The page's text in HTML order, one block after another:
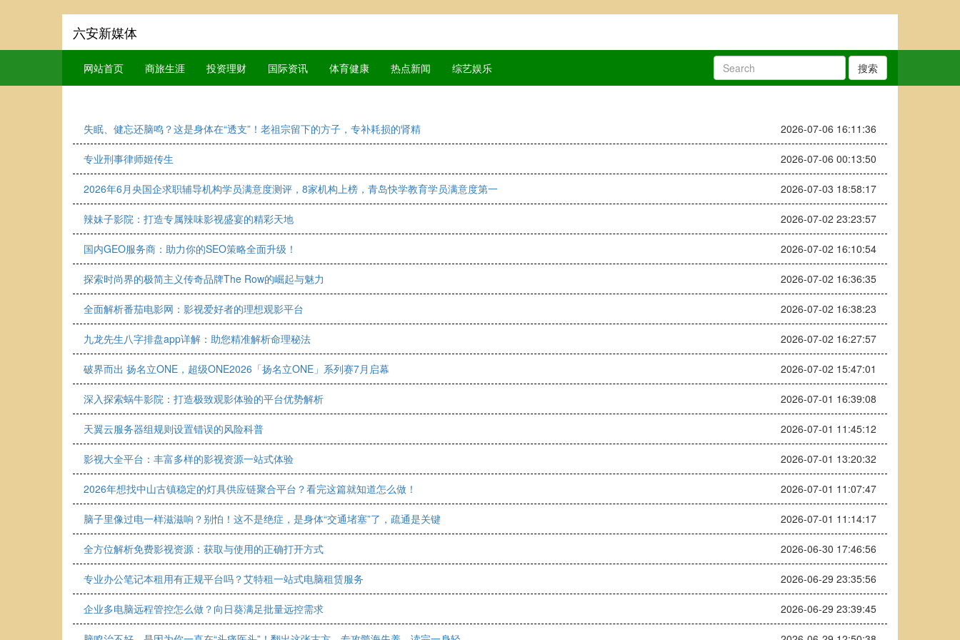
六安新媒体
网站首页 商旅生涯 投资理财 国际资讯 体育健康 热点新闻 综艺娱乐 搜索
失眠、健忘还脑鸣？这是身体在“透支”！老祖宗留下的方子，专补耗损的肾精 2026-07-06 16:11:36
专业刑事律师姬传生 2026-07-06 00:13:50
2026年6月央国企求职辅导机构学员满意度测评，8家机构上榜，青岛快学教育学员满意度第一 2026-07-03 18:58:17
辣妹子影院：打造专属辣味影视盛宴的精彩天地 2026-07-02 23:23:57
国内GEO服务商：助力你的SEO策略全面升级！ 2026-07-02 16:10:54
探索时尚界的极简主义传奇品牌The Row的崛起与魅力 2026-07-02 16:36:35
全面解析番茄电影网：影视爱好者的理想观影平台 2026-07-02 16:38:23
九龙先生八字排盘app详解：助您精准解析命理秘法 2026-07-02 16:27:57
破界而出 扬名立ONE，超级ONE2026「扬名立ONE」系列赛7月启幕 2026-07-02 15:47:01
深入探索蜗牛影院：打造极致观影体验的平台优势解析 2026-07-01 16:39:08
天翼云服务器组规则设置错误的风险科普 2026-07-01 11:45:12
影视大全平台：丰富多样的影视资源一站式体验 2026-07-01 13:20:32
2026年想找中山古镇稳定的灯具供应链聚合平台？看完这篇就知道怎么做！ 2026-07-01 11:07:47
脑子里像过电一样滋滋响？别怕！这不是绝症，是身体“交通堵塞”了，疏通是关键 2026-07-01 11:14:17
全方位解析免费影视资源：获取与使用的正确打开方式 2026-06-30 17:46:56
专业办公笔记本租用有正规平台吗？艾特租一站式电脑租赁服务 2026-06-29 23:35:56
企业多电脑远程管控怎么做？向日葵满足批量远控需求 2026-06-29 23:39:45